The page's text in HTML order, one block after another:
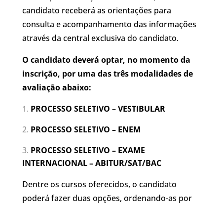
candidato receberá as orientações para
consulta e acompanhamento das informações
através da central exclusiva do candidato.
O candidato deverá optar, no momento da
inscrição, por uma das três modalidades de
avaliação abaixo:
PROCESSO SELETIVO – VESTIBULAR
PROCESSO SELETIVO – ENEM
PROCESSO SELETIVO – EXAME
INTERNACIONAL – ABITUR/SAT/BAC
Dentre os cursos oferecidos, o candidato
poderá fazer duas opções, ordenando-as por